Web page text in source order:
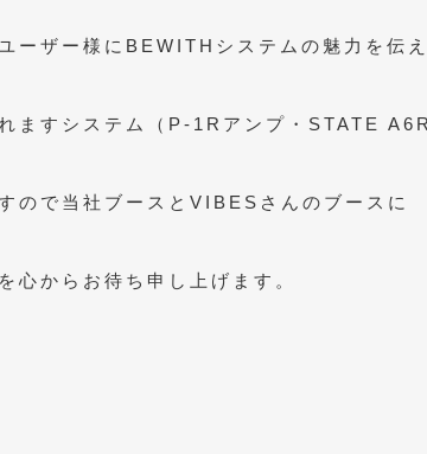
ーザー様にBEWITHシステムの魅力を伝
ますシステム（P-1Rアンプ・STATE
ので当社ブースとVIBESさんのブースに
心からお待ち申し上げます。